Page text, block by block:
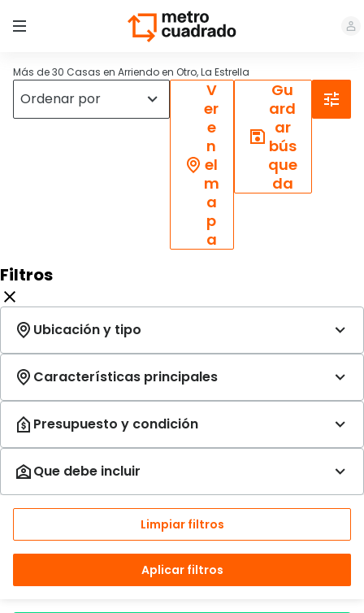
Más de 30 Casas en Arriendo en Otro, La Estrella
V
er
e
n
el
m
a
p
a
Gu
ard
ar
bús
que
da
Filtros
Limpiar filtros
Aplicar filtros